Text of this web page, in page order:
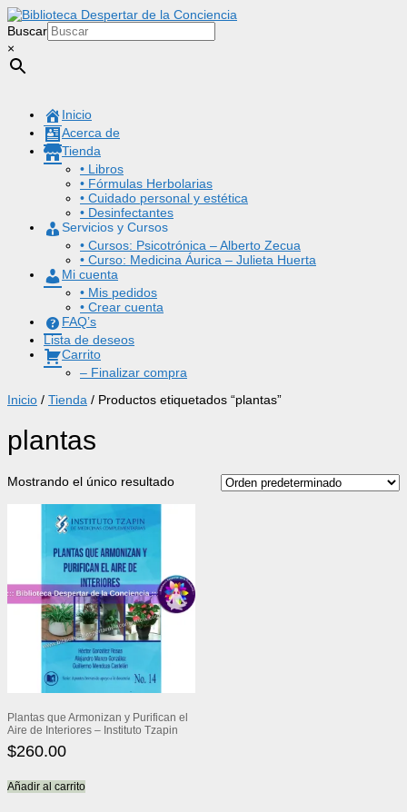
Buscar
×
Inicio
Acerca de
Tienda
• Libros
• Fórmulas Herbolarias
• Cuidado personal y estética
• Desinfectantes
Servicios y Cursos
• Cursos: Psicotrónica – Alberto Zecua
• Curso: Medicina Áurica – Julieta Huerta
Mi cuenta
• Mis pedidos
• Crear cuenta
FAQ’s
Lista de deseos
Carrito
– Finalizar compra
Inicio / Tienda / Productos etiquetados “plantas”
plantas
Mostrando el único resultado
Plantas que Armonizan y Purifican el
Aire de Interiores – Instituto Tzapin
$260.00
Añadir al carrito